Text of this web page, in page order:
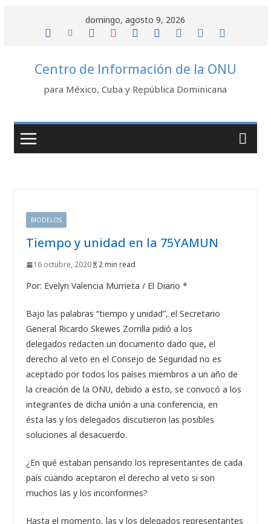
domingo, agosto 9, 2026
Centro de Información de la ONU
para México, Cuba y República Dominicana
MODELOS
Tiempo y unidad en la 75YAMUN
16 octubre, 2020 2 min read
Por: Evelyn Valencia Murrieta / El Diario *
Bajo las palabras “tiempo y unidad”, el Secretario
General Ricardo Skewes Zorrilla pidió a los
delegados redacten un documento dado que, el
derecho al veto en el Consejo de Seguridad no es
aceptado por todos los países miembros a un año de
la creación de la ONU, debido a esto, se convocó a los
integrantes de dicha unión a una conferencia, en
ésta las y los delegados discutieron las posibles
soluciones al desacuerdo.
¿En qué estaban pensando los representantes de cada
país cuando aceptaron el derecho al veto si son
muchos las y los inconformes?
Hasta el momento, las y los delegados representantes